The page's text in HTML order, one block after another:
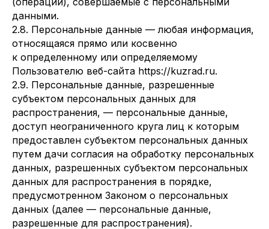
данными.
2.8. Персональные данные — любая информация,
относящаяся прямо или косвенно
к определенному или определяемому
Пользователю веб-сайта https://kuzrad.ru.
2.9. Персональные данные, разрешенные
субъектом персональных данных для
распространения, — персональные данные,
доступ неограниченного круга лиц к которым
предоставлен субъектом персональных данных
путем дачи согласия на обработку персональных
данных, разрешенных субъектом персональных
данных для распространения в порядке,
предусмотренном Законом о персональных
данных (далее — персональные данные,
разрешенные для распространения).